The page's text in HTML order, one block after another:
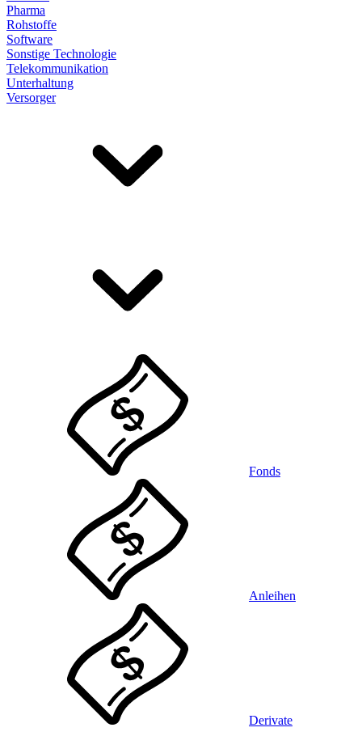
Pharma
Rohstoffe
Software
Sonstige Technologie
Telekommunikation
Unterhaltung
Versorger
Fonds
Anleihen
Derivate